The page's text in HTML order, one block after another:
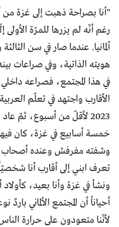
"أنا بصراحة ذهبت إلى غزة
ألمانيا. عندما صار في سن
هويته الذاتية، وفي صراعات
في هذا المجتمع، فصراعه
الأقارب واجتهد في تعلّم
2023 لأقلّ من أسبوع، ثمّ
خمسة أسابيع في غزة، كان
وشفته مفرفش وعنده أصحاب
تعرف ابني إلى أقارب أنا
ونشأ في غزة وأنا بعيد،
أحياناً أن المجتمع الألماني
لأنّنا متعودون على حرارة